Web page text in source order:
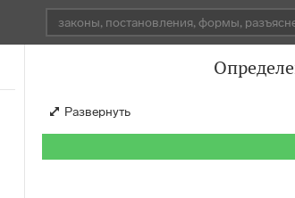
Развернуть